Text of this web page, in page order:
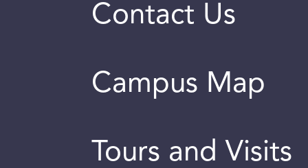
Contact Us
Campus Map
Tours and Visits